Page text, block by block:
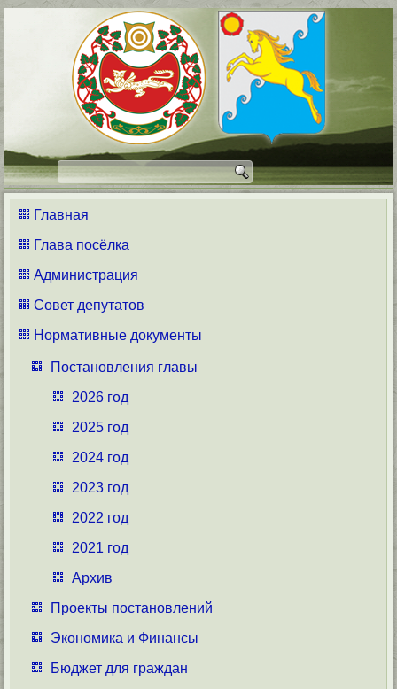
Главная
Глава посёлка
Администрация
Совет депутатов
Нормативные документы
Постановления главы
2026 год
2025 год
2024 год
2023 год
2022 год
2021 год
Архив
Проекты постановлений
Экономика и Финансы
Бюджет для граждан